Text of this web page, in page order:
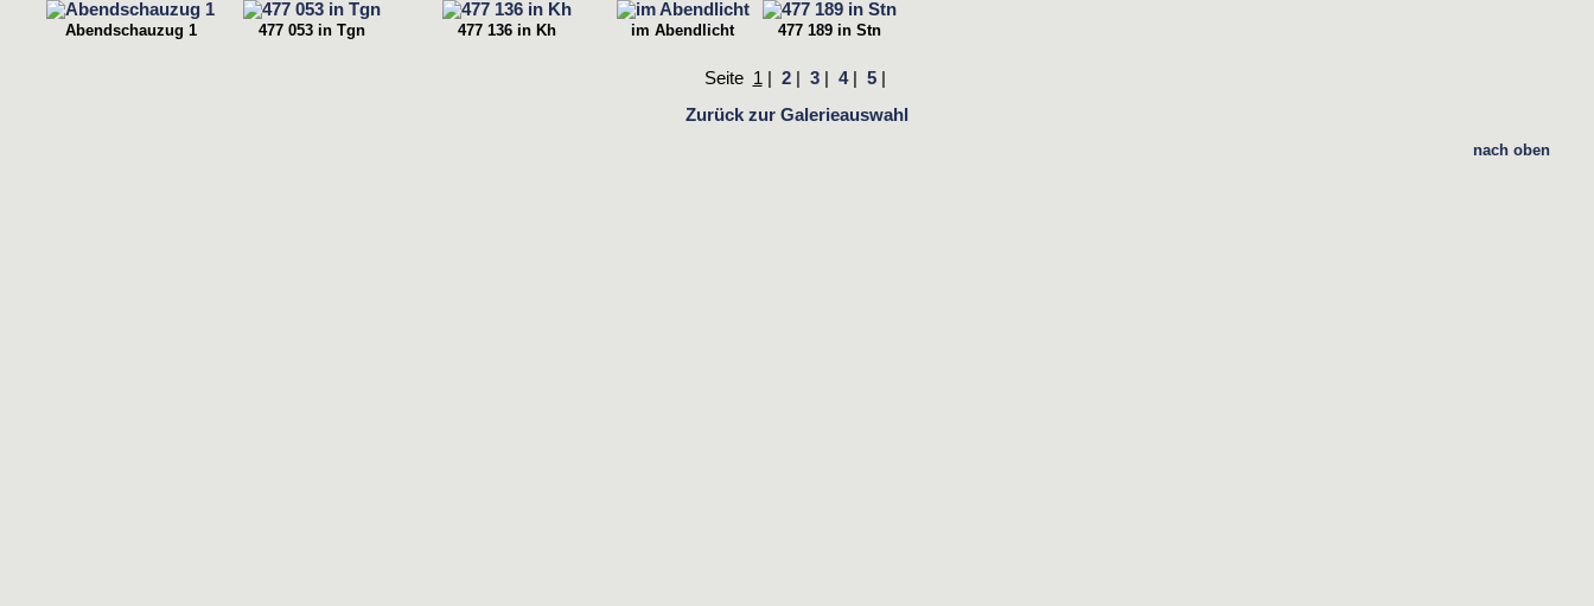
Abendschauzug 1 477 053 in Tgn 477 136 in Kh im Abendlicht 477 189 in Stn
Seite 1| 2| 3| 4| 5|
Zurück zur Galerieauswahl
nach oben